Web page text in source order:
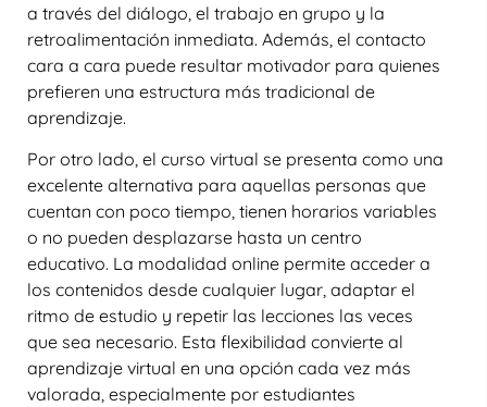
a través del diálogo, el trabajo en grupo y la
retroalimentación inmediata. Además, el contacto
cara a cara puede resultar motivador para quienes
prefieren una estructura más tradicional de
aprendizaje.
Por otro lado, el curso virtual se presenta como una
excelente alternativa para aquellas personas que
cuentan con poco tiempo, tienen horarios variables
o no pueden desplazarse hasta un centro
educativo. La modalidad online permite acceder a
los contenidos desde cualquier lugar, adaptar el
ritmo de estudio y repetir las lecciones las veces
que sea necesario. Esta flexibilidad convierte al
aprendizaje virtual en una opción cada vez más
valorada, especialmente por estudiantes